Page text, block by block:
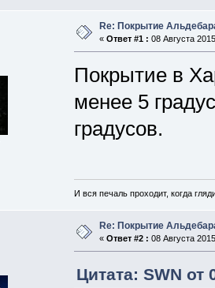
Re: Покрытие
« Ответ #1 : 08 Августа
Покрытие в
менее 5
градусов.
И вся печаль проходит, когда
Re: Покрытие
« Ответ #2 : 08 Августа
Цитата: SWN от